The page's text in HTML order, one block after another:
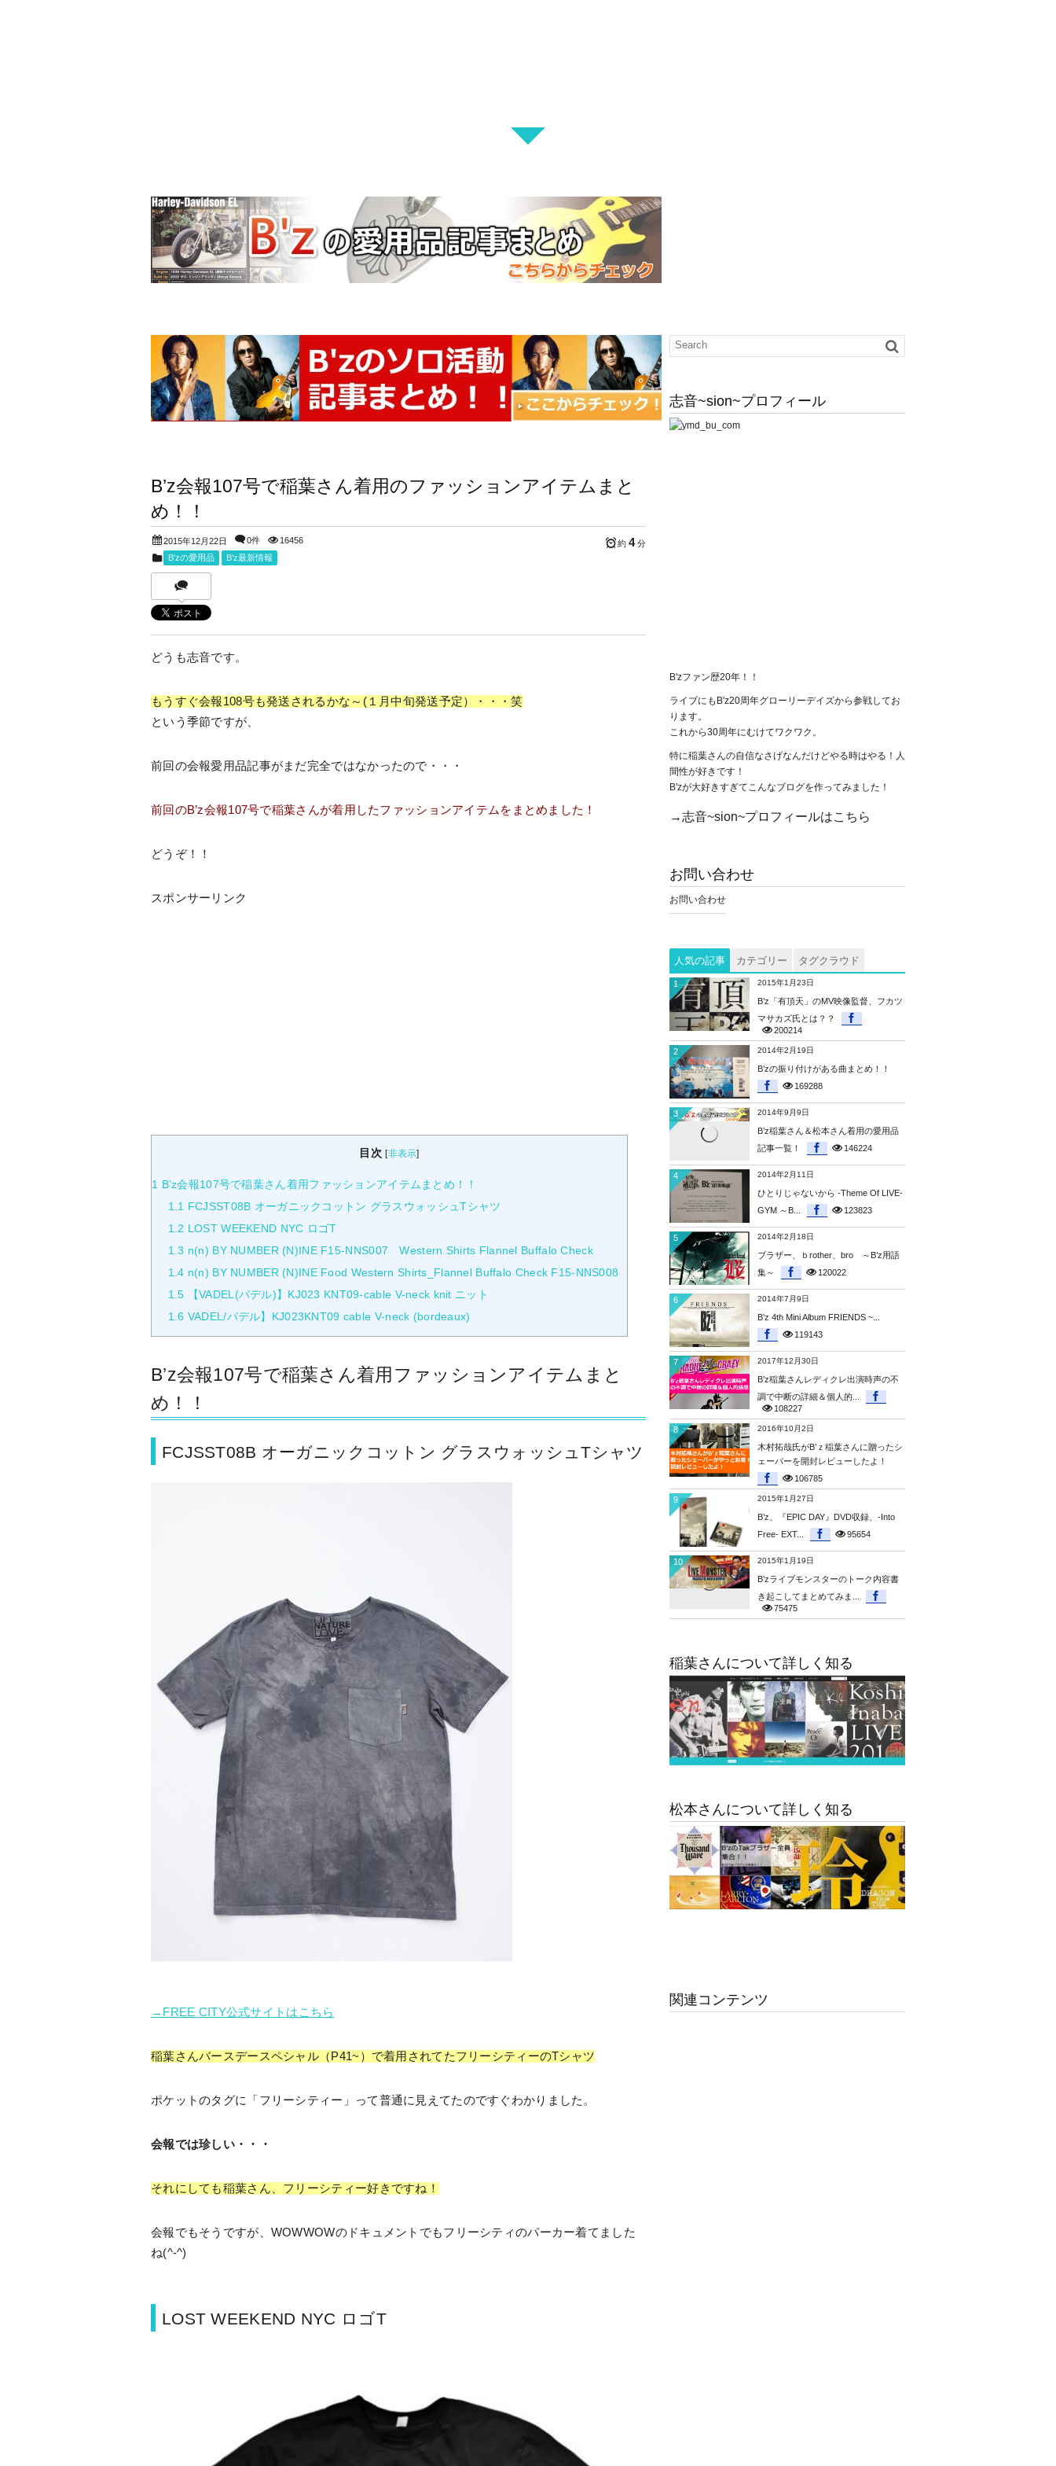
B’z会報107号で稲葉さん着用のファッションアイテムまと
め！！
2015年12月22日 0件 16456 約 4分
B'zの愛用品
B'z最新情報
どうも志音です。
もうすぐ会報108号も発送されるかな～(１月中旬発送予定）・・・笑
という季節ですが、
前回の会報愛用品記事がまだ完全ではなかったので・・・
前回のB’z会報107号で稲葉さんが着用したファッションアイテムをまとめました！
どうぞ！！
スポンサーリンク
目次 [非表示]
1 B’z会報107号で稲葉さん着用ファッションアイテムまとめ！！
1.1 FCJSST08B オーガニックコットン グラスウォッシュTシャツ
1.2 LOST WEEKEND NYC ロゴT
1.3 n(n) BY NUMBER (N)INE F15-NNS007 Western Shirts Flannel Buffalo Check
1.4 n(n) BY NUMBER (N)INE Food Western Shirts_Flannel Buffalo Check F15-NNS008
1.5 【VADEL(バデル)】KJ023 KNT09-cable V-neck knit ニット
1.6 VADEL/バデル】KJ023KNT09 cable V-neck (bordeaux)
B’z会報107号で稲葉さん着用ファッションアイテムまと
め！！
FCJSST08B オーガニックコットン グラスウォッシュTシャツ
→FREE CITY公式サイトはこちら
稲葉さんバースデースペシャル（P41~）で着用されてたフリーシティーのTシャツ
ポケットのタグに「フリーシティー」って普通に見えてたのですぐわかりました。
会報では珍しい・・・
それにしても稲葉さん、フリーシティー好きですね！
会報でもそうですが、WOWWOWのドキュメントでもフリーシティのパーカー着てました
ね(^-^)
LOST WEEKEND NYC ロゴT
志音~sion~プロフィール
B'zファン歴20年！！
ライブにもB'z20周年グローリーデイズから参戦してお
ります。
これから30周年にむけてワクワク。
特に稲葉さんの自信なさげなんだけどやる時はやる！人
間性が好きです！
B'zが大好きすぎてこんなブログを作ってみました！
→志音~sion~プロフィールはこちら
お問い合わせ
お問い合わせ
人気の記事 カテゴリー タグクラウド
2015年1月23日
B’z「有頂天」のMV映像監督、フカツ
マサカズ氏とは？？
200214
1
2014年2月19日
B’zの振り付けがある曲まとめ！！
169288
2
2014年9月9日
B’z稲葉さん＆松本さん着用の愛用品
記事一覧！
146224
3
2014年2月11日
ひとりじゃないから -Theme Of LIVE-
GYM ～B...
123823
4
2014年2月18日
ブラザー、ｂrother、bro ～B’z用語
集～
120022
5
2014年7月9日
B’z 4th Mini Album FRIENDS ~...
119143
6
2017年12月30日
B’z稲葉さんレディクレ出演時声の不
調で中断の詳細＆個人的...
108227
7
2016年10月2日
木村拓哉氏がB’ｚ稲葉さんに贈ったシ
ェーバーを開封レビューしたよ！
106785
8
2015年1月27日
B’z、『EPIC DAY』DVD収録、-Into
Free- EXT...
95654
9
2015年1月19日
B’zライブモンスターのトーク内容書
き起こしてまとめてみま...
75475
10
稲葉さんについて詳しく知る
松本さんについて詳しく知る
関連コンテンツ